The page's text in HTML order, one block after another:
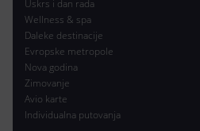
Uskrs i dan rada
Wellness & spa
Daleke destinacije
Evropske metropole
Nova godina
Zimovanje
Avio karte
Individualna putovanja